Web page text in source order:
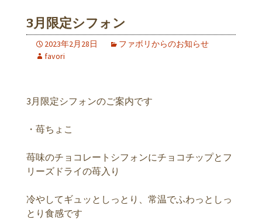
3月限定シフォン
2023年2月28日
ファボリからのお知らせ
favori
3月限定シフォンのご案内です
・苺ちょこ
苺味のチョコレートシフォンにチョコチップとフ
リーズドライの苺入り
冷やしてギュッとしっとり、常温でふわっとしっ
とり食感です